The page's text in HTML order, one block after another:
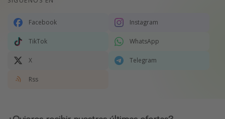
Facebook Instagram
TikTok WhatsApp
X Telegram
Rss